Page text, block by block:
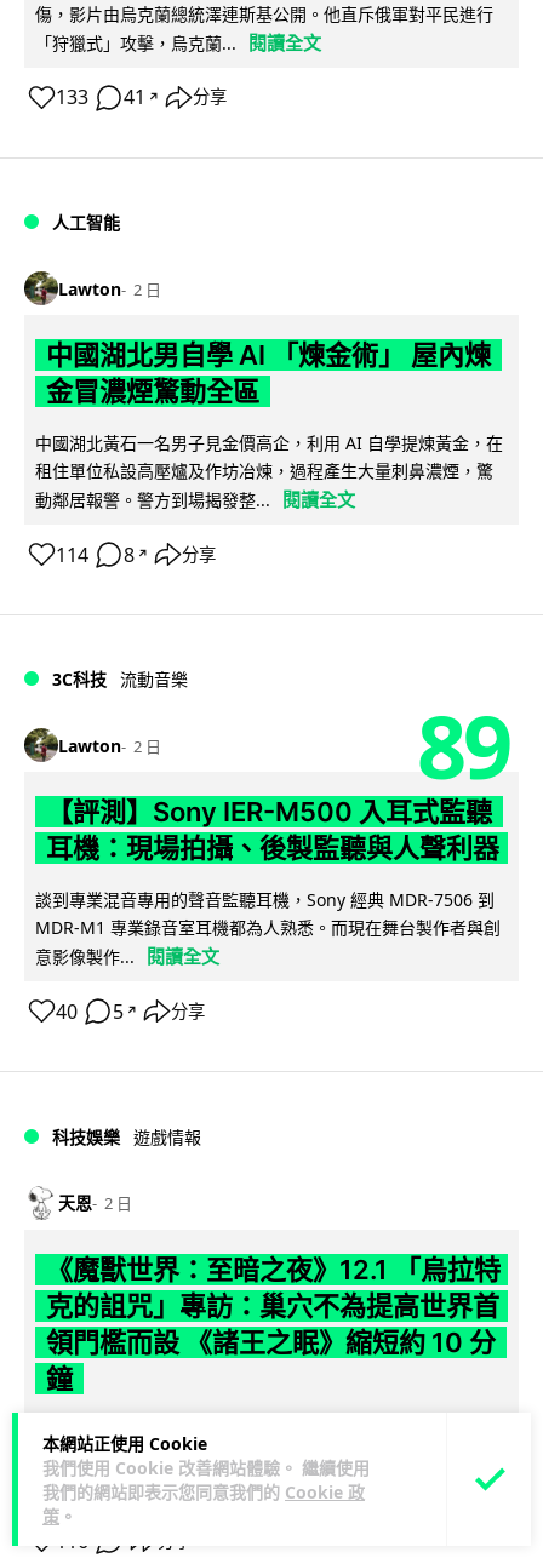
本網站正使用 Cookie
我們使用 Cookie 改善網站體驗。 繼續使用
我們的網站即表示您同意我們的 Cookie 政
策 。
傷，影片由烏克蘭總統澤連斯基公開。他直斥俄軍對平民進行
「狩獵式」攻擊，烏克蘭...
閱讀全文
133 41 ↗ 分享
人工智能
Lawton 2 日
中國湖北男自學 AI 「煉金術」 屋內煉
金冒濃煙驚動全區
中國湖北黃石一名男子見金價高企，利用 AI 自學提煉黃金，在
租住單位私設高壓爐及作坊冶煉，過程產生大量刺鼻濃煙，驚
動鄰居報警。警方到場揭發整...
閱讀全文
114 8 ↗ 分享
3C科技 流動音樂
Lawton 2 日 89
【評測】Sony IER-M500 入耳式監聽
耳機：現場拍攝、後製監聽與人聲利器
談到專業混音專用的聲音監聽耳機，Sony 經典 MDR-7506 到
MDR-M1 專業錄音室耳機都為人熟悉。而現在舞台製作者與創
意影像製作...
閱讀全文
40 5 ↗ 分享
科技娛樂 遊戲情報
天恩 2 日
《魔獸世界：至暗之夜》12.1 「烏拉特
克的詛咒」專訪：巢穴不為提高世界首
領門檻而設 《諸王之眠》縮短約 10 分
鐘
《魔獸世界：至暗之夜》版本更新 12.1「烏拉特克的詛咒」將
於 8 月 13 日正式上線，帶來全新區域「盤蛇島」、地城「毒牙
祭壇」、新型態世... 閱讀全文
116 分享